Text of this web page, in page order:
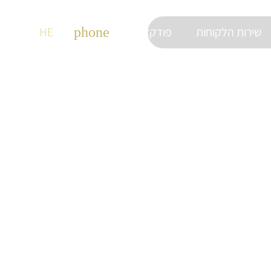
שירות הלקוחות פודקאסטים phone
HE